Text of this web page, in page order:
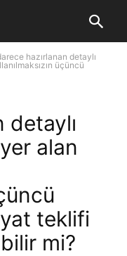
hazırlanan detaylı
üçüncü
detaylı
alan
teklifi
mi?